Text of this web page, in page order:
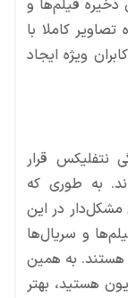
ذخیره فیلم‌ها و
کاملا با
ویژه ایجاد
نتفلیکس قرار
به طوری که
مشکل‌دار در این
و سریال‌ها
هستند. به همین
هستید، بهتر